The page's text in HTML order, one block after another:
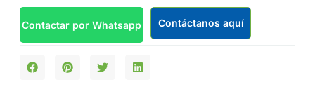
Contactar por Whatsapp Contáctanos aquí